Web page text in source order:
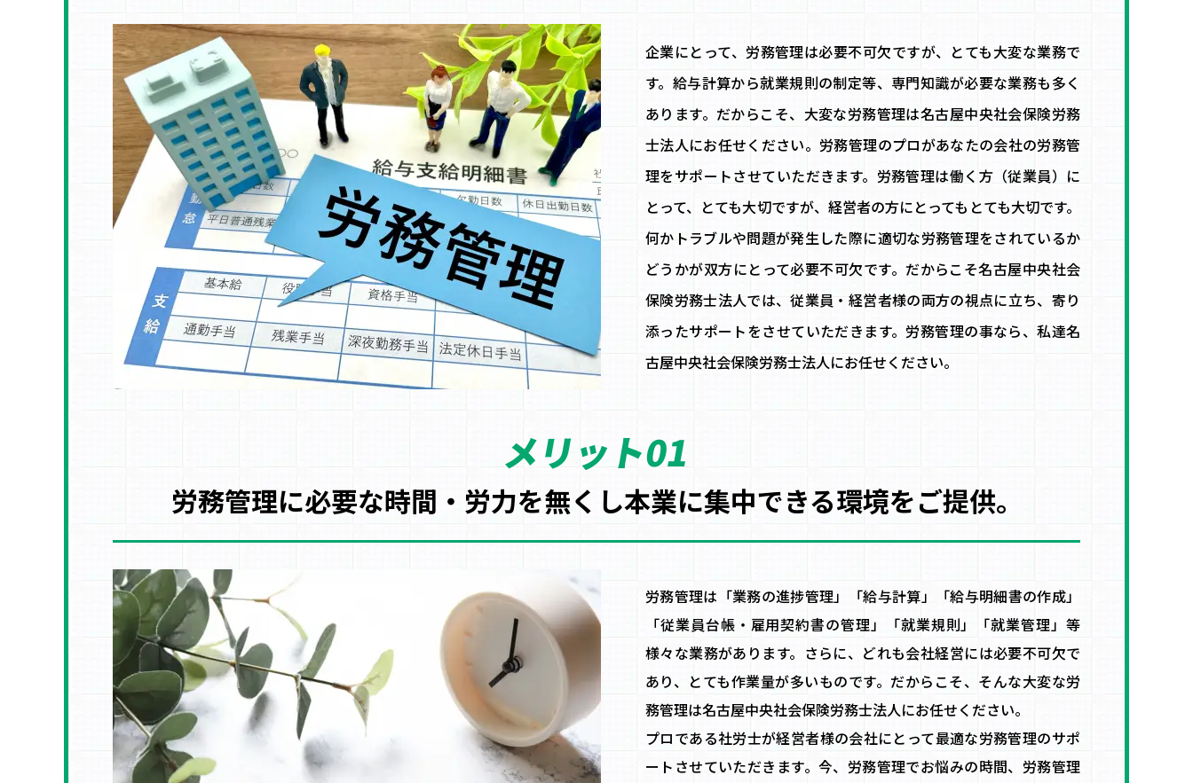
企業にとって、労務管理は必要不可欠ですが、とても大変な業務で
す。給与計算から就業規則の制定等、専門知識が必要な業務も多く
あります。だからこそ、大変な労務管理は名古屋中央社会保険労務
士法人にお任せください。労務管理のプロがあなたの会社の労務管
理をサポートさせていただきます。労務管理は働く方（従業員）に
とって、とても大切ですが、経営者の方にとってもとても大切です。
何かトラブルや問題が発生した際に適切な労務管理をされているか
どうかが双方にとって必要不可欠です。だからこそ名古屋中央社会
保険労務士法人では、従業員・経営者様の両方の視点に立ち、寄り
添ったサポートをさせていただきます。労務管理の事なら、私達名
古屋中央社会保険労務士法人にお任せください。
メリット01
労務管理に必要な時間・労力を無くし本業に集中できる環境をご提供。
労務管理は「業務の進捗管理」「給与計算」「給与明細書の作成」
「従業員台帳・雇用契約書の管理」「就業規則」「就業管理」等
様々な業務があります。さらに、どれも会社経営には必要不可欠で
あり、とても作業量が多いものです。だからこそ、そんな大変な労
務管理は名古屋中央社会保険労務士法人にお任せください。
プロである社労士が経営者様の会社にとって最適な労務管理のサポ
ートさせていただきます。今、労務管理でお悩みの時間、労務管理